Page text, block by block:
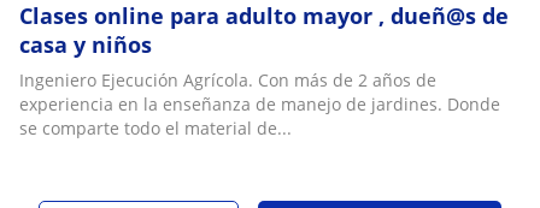
Clases online para adulto mayor , dueñ@s de
casa y niños
Ingeniero Ejecución Agrícola. Con más de 2 años de
experiencia en la enseñanza de manejo de jardines. Donde
se comparte todo el material de...